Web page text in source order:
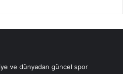
ve dünyadan güncel spor